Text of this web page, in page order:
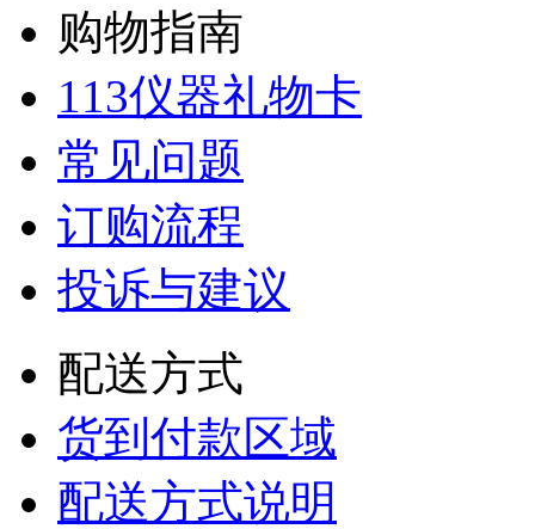
购物指南
113仪器礼物卡
常见问题
订购流程
投诉与建议
配送方式
货到付款区域
配送方式说明